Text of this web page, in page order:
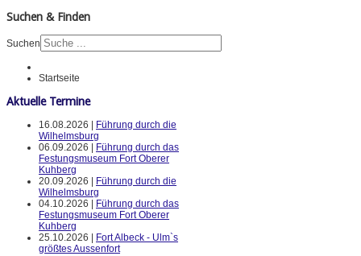
Suchen & Finden
Suchen
Startseite
Aktuelle Termine
16.08.2026 |
Führung durch die
Wilhelmsburg
06.09.2026 |
Führung durch das
Festungsmuseum Fort Oberer
Kuhberg
20.09.2026 |
Führung durch die
Wilhelmsburg
04.10.2026 |
Führung durch das
Festungsmuseum Fort Oberer
Kuhberg
25.10.2026 |
Fort Albeck - Ulm`s
größtes Aussenfort